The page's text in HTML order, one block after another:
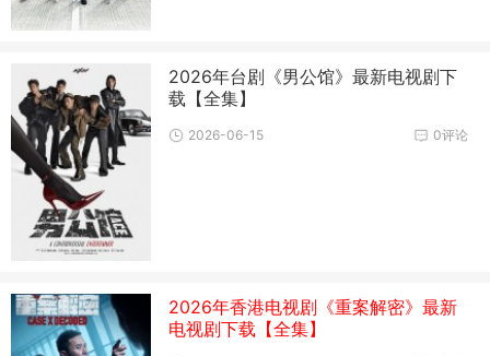
2026年台剧《男公馆》最新电视剧下
载【全集】
0评论
2026-06-15
2026年香港电视剧《重案解密》最新
电视剧下载【全集】